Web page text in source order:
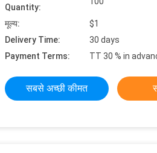
Quantity:
मूल्य:
$1
Delivery Time:
30 days
Payment Terms:
TT 30 % in
सबसे अच्छी कीमत